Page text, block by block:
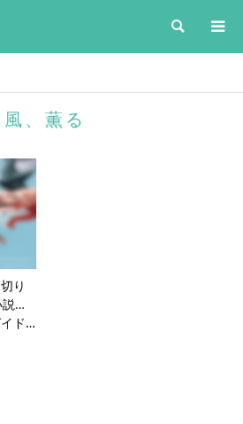
検索
風、薫る
り
イド…